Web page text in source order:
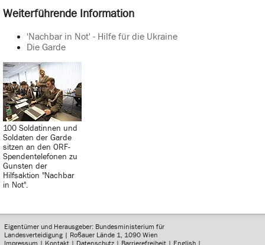
Weiterführende Information
'Nachbar in Not' - Hilfe für die Ukraine
Die Garde
100 Soldatinnen und
Soldaten der Garde
sitzen an den ORF-
Spendentelefonen zu
Gunsten der
Hilfsaktion "Nachbar
in Not".
Eigentümer und Herausgeber: Bundesministerium für
Landesverteidigung | Roßauer Lände 1, 1090 Wien
Impressum | Kontakt | Datenschutz | Barrierefreiheit | English |